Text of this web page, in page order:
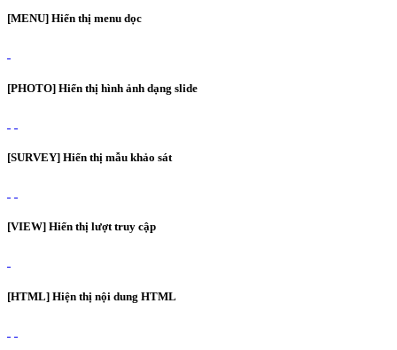
[MENU] Hiển thị menu dọc
[PHOTO] Hiển thị hình ảnh dạng slide
[SURVEY] Hiển thị mẫu khảo sát
[VIEW] Hiển thị lượt truy cập
[HTML] Hiện thị nội dung HTML